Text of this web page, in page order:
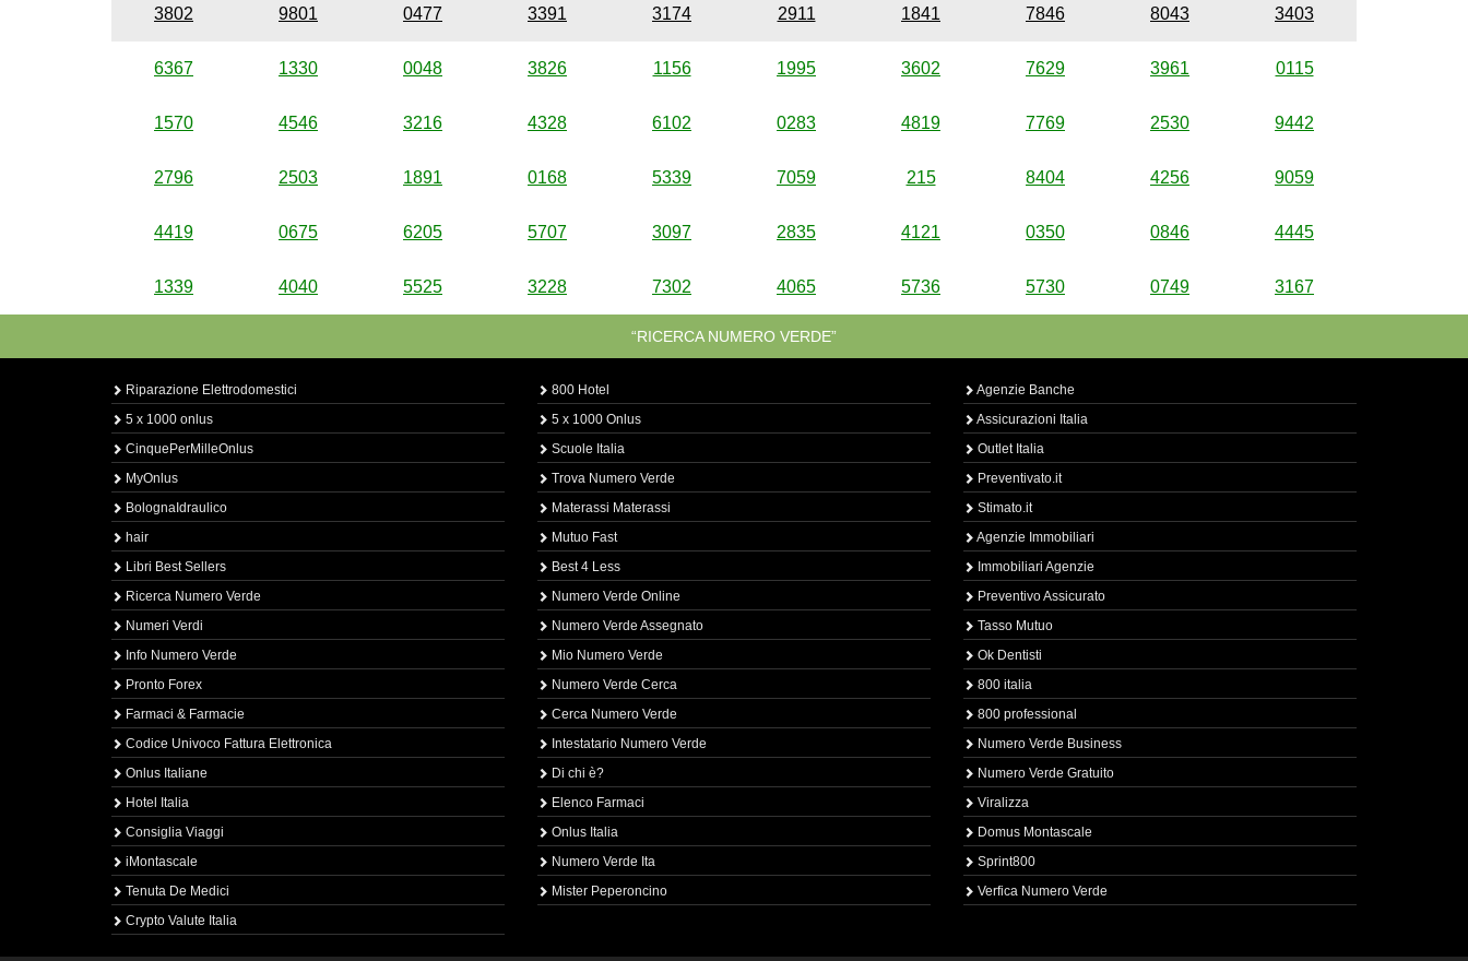
3802 9801 0477 3391 3174 2911 1841 7846 8043 3403
6367 1330 0048 3826 1156 1995 3602 7629 3961 0115
1570 4546 3216 4328 6102 0283 4819 7769 2530 9442
2796 2503 1891 0168 5339 7059 215 8404 4256 9059
4419 0675 6205 5707 3097 2835 4121 0350 0846 4445
1339 4040 5525 3228 7302 4065 5736 5730 0749 3167
“RICERCA NUMERO VERDE”
Riparazione Elettrodomestici
5 x 1000 onlus
CinquePerMilleOnlus
MyOnlus
BolognaIdraulico
hair
Libri Best Sellers
Ricerca Numero Verde
Numeri Verdi
Info Numero Verde
Pronto Forex
Farmaci & Farmacie
Codice Univoco Fattura Elettronica
Onlus Italiane
Hotel Italia
Consiglia Viaggi
iMontascale
Tenuta De Medici
Crypto Valute Italia
800 Hotel
5 x 1000 Onlus
Scuole Italia
Trova Numero Verde
Materassi Materassi
Mutuo Fast
Best 4 Less
Numero Verde Online
Numero Verde Assegnato
Mio Numero Verde
Numero Verde Cerca
Cerca Numero Verde
Intestatario Numero Verde
Di chi è?
Elenco Farmaci
Onlus Italia
Numero Verde Ita
Mister Peperoncino
Agenzie Banche
Assicurazioni Italia
Outlet Italia
Preventivato.it
Stimato.it
Agenzie Immobiliari
Immobiliari Agenzie
Preventivo Assicurato
Tasso Mutuo
Ok Dentisti
800 italia
800 professional
Numero Verde Business
Numero Verde Gratuito
Viralizza
Domus Montascale
Sprint800
Verfica Numero Verde